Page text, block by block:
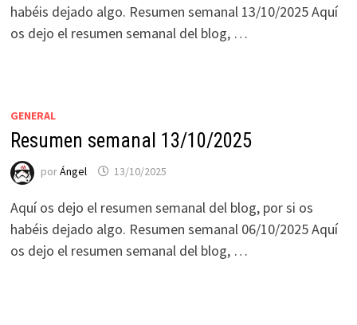
habéis dejado algo. Resumen semanal 13/10/2025 Aquí
os dejo el resumen semanal del blog, …
GENERAL
Resumen semanal 13/10/2025
porÁngel 13/10/2025
Aquí os dejo el resumen semanal del blog, por si os
habéis dejado algo. Resumen semanal 06/10/2025 Aquí
os dejo el resumen semanal del blog, …